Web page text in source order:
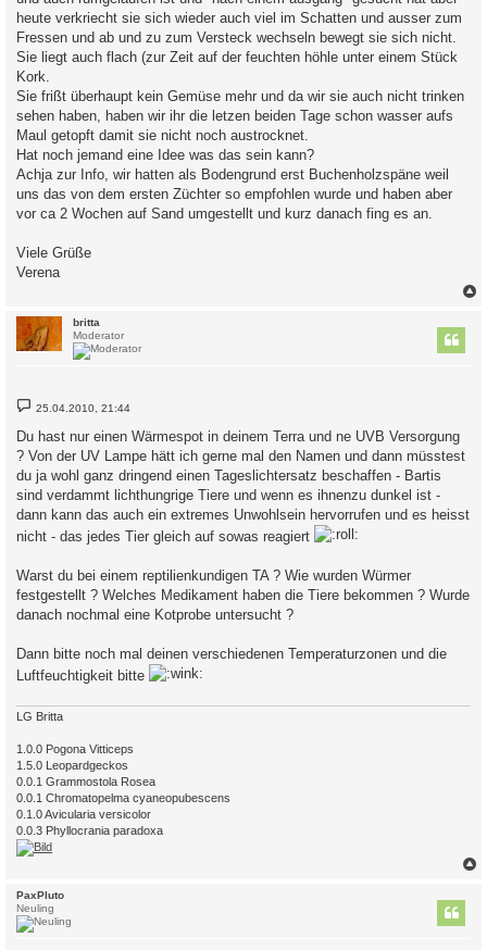
heute verkriecht sie sich wieder auch viel im Schatten und ausser zum
Fressen und ab und zu zum Versteck wechseln bewegt sie sich nicht.
Sie liegt auch flach (zur Zeit auf der feuchten höhle unter einem Stück
Kork.
Sie frißt überhaupt kein Gemüse mehr und da wir sie auch nicht trinken
sehen haben, haben wir ihr die letzen beiden Tage schon wasser aufs
Maul getopft damit sie nicht noch austrocknet.
Hat noch jemand eine Idee was das sein kann?
Achja zur Info, wir hatten als Bodengrund erst Buchenholzspäne weil
uns das von dem ersten Züchter so empfohlen wurde und haben aber
vor ca 2 Wochen auf Sand umgestellt und kurz danach fing es an.
Viele Grüße
Verena
britta
Moderator
B
e
t
r
a
g
25.04.2010, 21:44
Du hast nur einen Wärmespot in deinem Terra und ne UVB Versorgung
? Von der UV Lampe hätt ich gerne mal den Namen und dann müsstest
du ja wohl ganz dringend einen Tageslichtersatz beschaffen - Bartis
sind verdammt lichthungrige Tiere und wenn es ihnenzu dunkel ist -
dann kann das auch ein extremes Unwohlsein hervorrufen und es heisst
nicht - das jedes Tier gleich auf sowas reagiert
Warst du bei einem reptilienkundigen TA ? Wie wurden Würmer
festgestellt ? Welches Medikament haben die Tiere bekommen ? Wurde
danach nochmal eine Kotprobe untersucht ?
Dann bitte noch mal deinen verschiedenen Temperaturzonen und die
Luftfeuchtigkeit bitte
LG Britta
1.0.0 Pogona Vitticeps
1.5.0 Leopardgeckos
0.0.1 Grammostola Rosea
0.0.1 Chromatopelma cyaneopubescens
0.1.0 Avicularia versicolor
0.0.3 Phyllocrania paradoxa
PaxPluto
Neuling